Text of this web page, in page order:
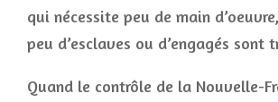
qui nécessite peu de main
peu d’esclaves ou d’engagés sont
Quand le contrôle de la Nouvelle-